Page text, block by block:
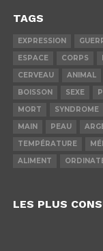
TAGS
EXPRESSION
ESPACE
CORPS
CERVEAU
ANIMAL
BOISSON
SEXE
MORT
SYNDROME
MAIN
PEAU
TEMPÉRATURE
ALIMENT
LES PLUS